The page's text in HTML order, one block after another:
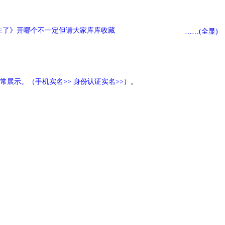
》开哪个不一定但请大家库库收藏
……(全显)
展示。（手机实名>> 身份认证实名>>）。